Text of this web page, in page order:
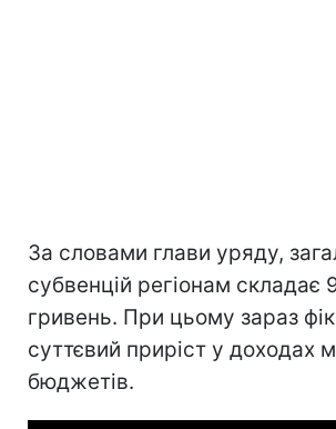
За словами глави уряду,
субвенцій регіонам складає
гривень. При цьому зараз
суттєвий приріст у доходах
бюджетів.